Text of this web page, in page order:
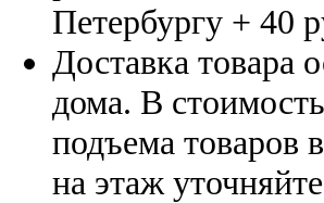
Петербургу + 40
Доставка товара
дома. В
подъема товаров
на этаж